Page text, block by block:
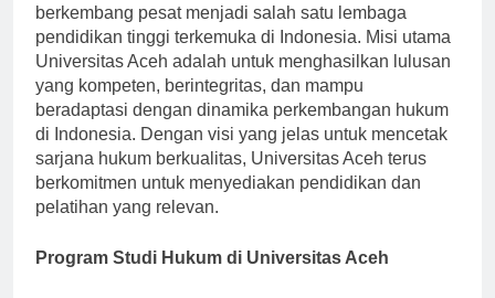
berkembang pesat menjadi salah satu lembaga
pendidikan tinggi terkemuka di Indonesia. Misi utama
Universitas Aceh adalah untuk menghasilkan lulusan
yang kompeten, berintegritas, dan mampu
beradaptasi dengan dinamika perkembangan hukum
di Indonesia. Dengan visi yang jelas untuk mencetak
sarjana hukum berkualitas, Universitas Aceh terus
berkomitmen untuk menyediakan pendidikan dan
pelatihan yang relevan.
Program Studi Hukum di Universitas Aceh